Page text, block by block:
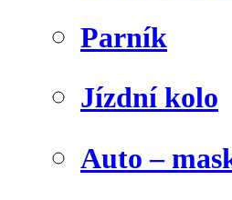
Parník
Jízdní kolo
Auto –